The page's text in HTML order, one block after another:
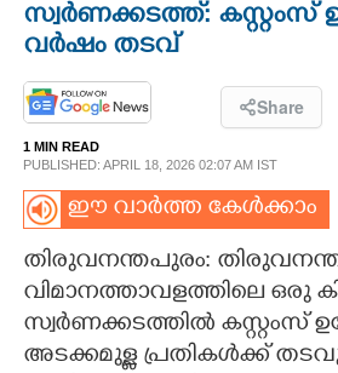
LIFESTYLE
SPIRITUAL
INFO+
സ്വർണക്കടത്ത്: കസ്റ്റംസ്
വർഷം തടവ്
Share
1 MIN READ
PUBLISHED: APRIL 18, 2026 02:07 AM IST
ഈ വാർത്ത കേൾക്കാം
തിരുവനന്തപുരം:
വിമാനത്താവളത്തിലെ ഒരു
സ്വർണക്കടത്തിൽ കസ്റ്റംസ്
അടക്കമുള്ള പ്രതികൾക്ക്